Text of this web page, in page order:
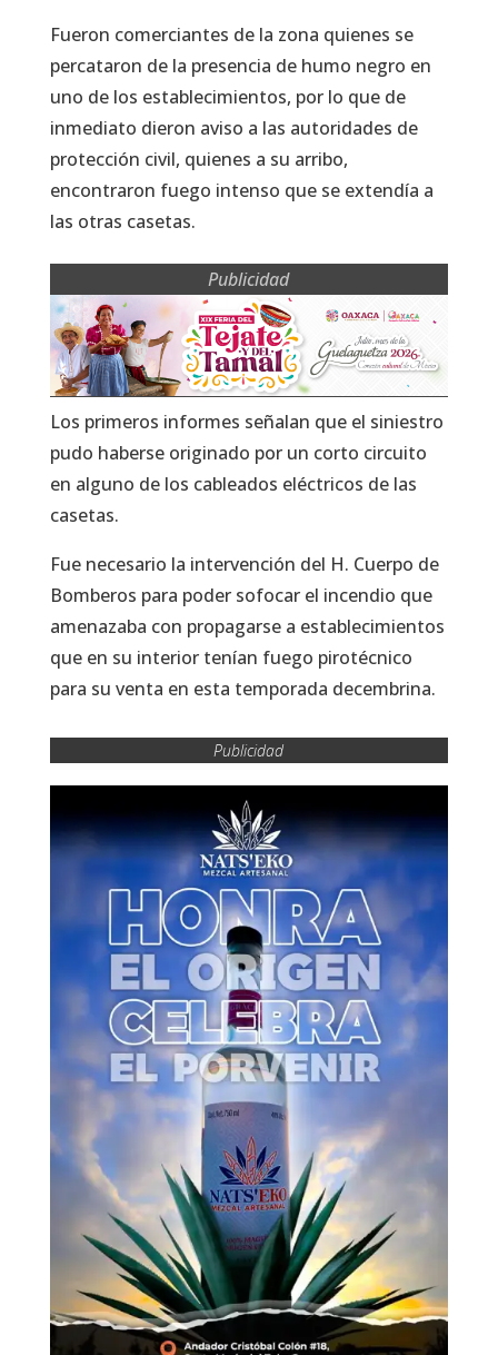
Fueron comerciantes de la zona quienes se
percataron de la presencia de humo negro en
uno de los establecimientos, por lo que de
inmediato dieron aviso a las autoridades de
protección civil, quienes a su arribo,
encontraron fuego intenso que se extendía a
las otras casetas.
Publicidad
Los primeros informes señalan que el siniestro
pudo haberse originado por un corto circuito
en alguno de los cableados eléctricos de las
casetas.
Fue necesario la intervención del H. Cuerpo de
Bomberos para poder sofocar el incendio que
amenazaba con propagarse a establecimientos
que en su interior tenían fuego pirotécnico
para su venta en esta temporada decembrina.
Publicidad